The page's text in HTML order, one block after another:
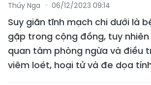
Thúy Nga 06/12/2023 09:14
Suy giãn tĩnh mạch chi dưới là
gặp trong cộng đồng, tuy
quan tâm phòng ngừa và điều
viêm loét, hoại tử và đe dọa